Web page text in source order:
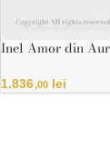
Inel Amor din
1.836,00lei